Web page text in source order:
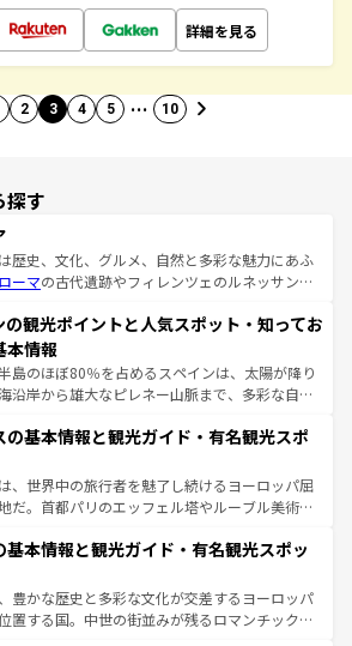
詳細を見る
2 3 4 5 … 10
探す
歴史、文化、グルメ、自然と多彩な魅力にあふ
ローマの古代遺跡やフィレンツェのルネッサンス
カーナの美しい田園風景やアマルフィ海岸の絶
然景観も見逃せない。観光の合間には、本場の
タなど、絶品のイタリア料理を堪能することも
目覚めてから夜眠るまで、すべての瞬間を楽し
のイタリア情報はコンテンツ一覧を参照してほ
の観光ポイントと人気スポット・知ってお
本情報
島のほぼ80％を占めるスペインは、太陽が降り
沿岸から雄大なピレネー山脈まで、多彩な自然
くこの国では、情熱的なフラメンコ、熱気あふ
そして美味しいタパスが生活の一部となってい
ドリードの洗練された雰囲気や、バルセロナの
れた街角から、地方では古代ローマ遺跡や中世
によって風土や気候が異なるスペインはその個
覧 を参照してほしい。
の基本情報と観光ガイド・有名観光スポ
、世界中の旅行者を魅了し続けるヨーロッパ屈
だ。首都パリのエッフェル塔やルーブル美術館
魅力が詰まっている。華麗な宮殿、歴史的な大
いビーチ、そして豊かな自然が、訪れる者を心
る。また、フランスは美食の国としても知ら
ス料理はユネスコ無形文化遺産にも登録されて
基本情報と観光ガイド・有名観光スポッ
豊かな歴史と多彩な文化が交差するヨーロッパ
置する国。中世の街並みが残るロマンチック街